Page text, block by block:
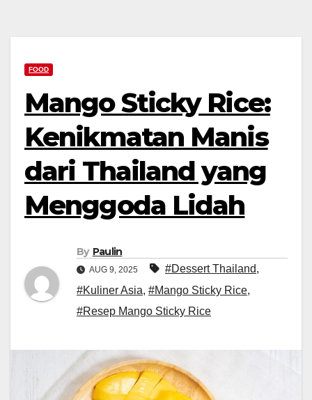
FOOD
Mango Sticky Rice:
Kenikmatan Manis
dari Thailand yang
Menggoda Lidah
By Paulin
AUG 9, 2025 #Dessert Thailand,
#Kuliner Asia, #Mango Sticky Rice,
#Resep Mango Sticky Rice